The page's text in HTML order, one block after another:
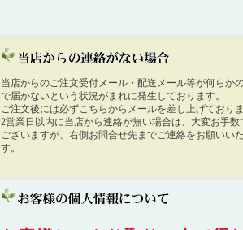
当店からのご注文受付メール・配送メール等が何らか
で届かないという状況がまれに発生しております。
ご注文後には必ずこちらからメールを差し上げており
2営業日以内に当店から連絡が無い場合は、大変お手数
ございますが、右側お問合せ先までご連絡をお願いい
す。